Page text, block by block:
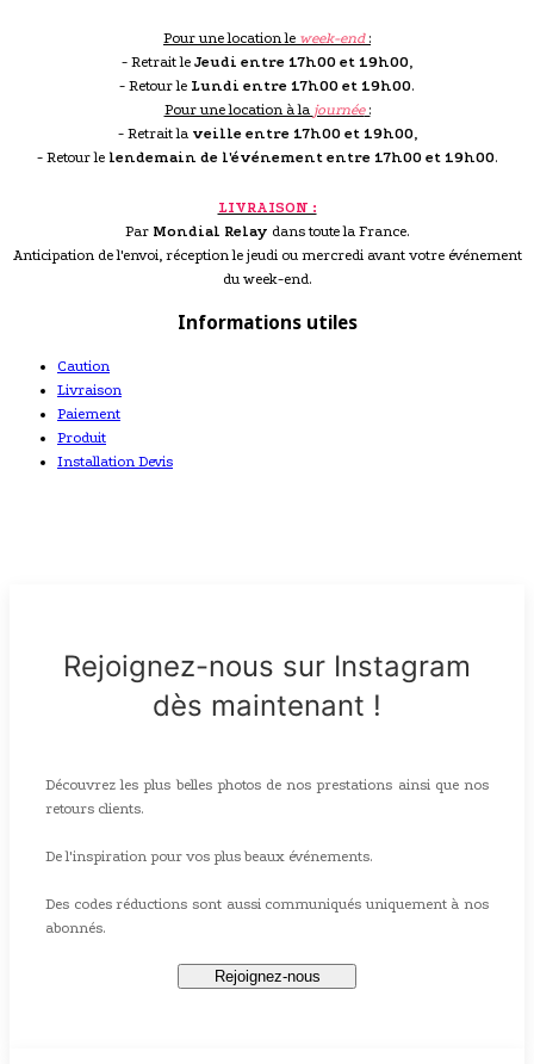
Pour une location le week-end:
- Retrait le Jeudi entre 17h00 et 19h00
- Retour le Lundi entre 17h00 et 19h00.
Pour une location à la journée:
- Retrait la veille entre 17h00 et 19h00,
- Retour le lendemain de l'événement entre 17h00 et 19h00.
LIVRAISON :
Par Mondial Relay dans toute la France.
Anticipation de l'envoi, réception le jeudi ou mercredi avant votre événement
du week-end.
Informations utiles
Caution
Livraison
Paiement
Produit
Installation Devis
Rejoignez-nous sur Instagram
dès maintenant !
Découvrez les plus belles photos de nos prestations ainsi que nos
retours clients.
De l'inspiration pour vos plus beaux événements.
Des codes réductions sont aussi communiqués uniquement à nos
abonnés.
Rejoignez-nous